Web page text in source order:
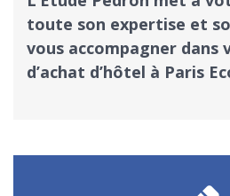
toute son expertise et
vous accompagner
d’achat d’hôtel à Paris